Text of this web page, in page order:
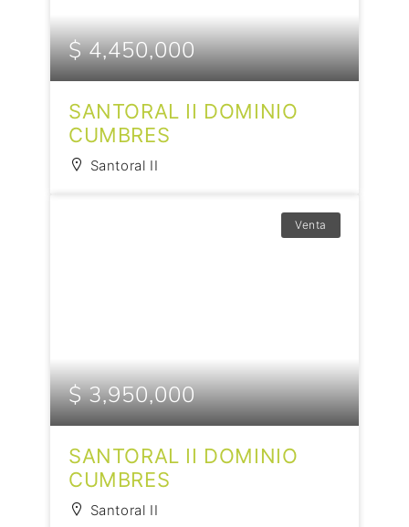
$ 4,450,000
SANTORAL II DOMINIO
CUMBRES
Santoral II
Venta
$ 3,950,000
SANTORAL II DOMINIO
CUMBRES
Santoral II